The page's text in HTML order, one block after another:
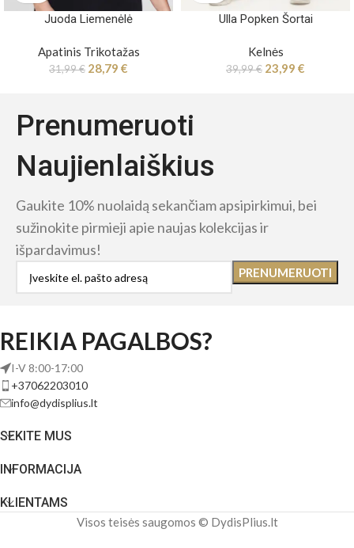
Juoda Liemenėlė
Apatinis Trikotažas
31,99€ 28,79 €
Ulla Popken Šortai
Kelnės
39,99€ 23,99 €
Prenumeruoti
Naujienlaiškius
Gaukite 10% nuolaidą sekančiam apsipirkimui, bei
sužinokite pirmieji apie naujas kolekcijas ir
išpardavimus!
REIKIA PAGALBOS?
I-V 8:00-17:00
+37062203010
info@dydisplius.lt
SEKITE MUS
INFORMACIJA
KLIENTAMS
Visos teisės saugomos © DydisPlius.lt